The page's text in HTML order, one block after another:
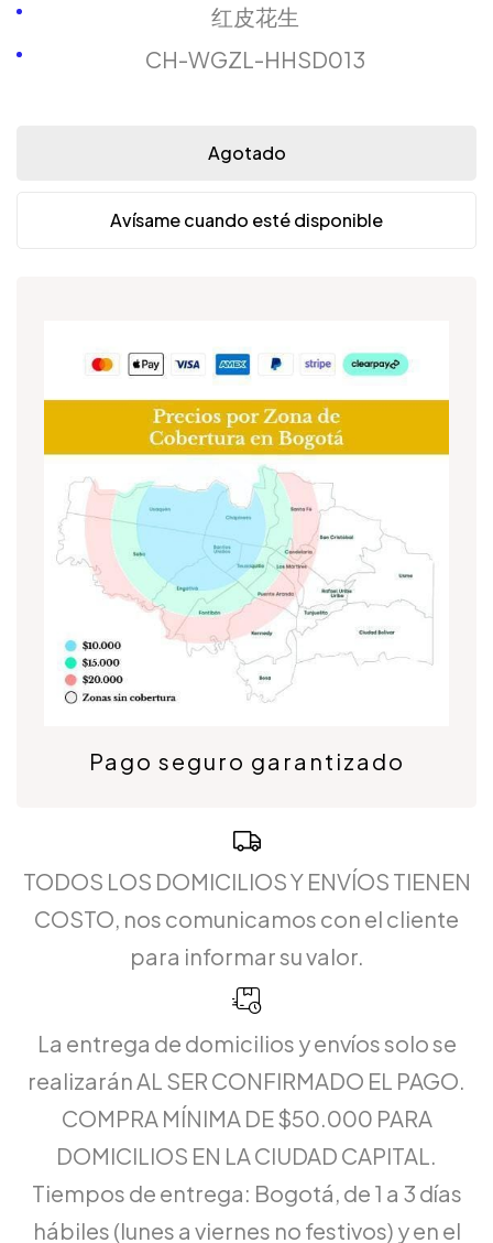
红皮花生
CH-WGZL-HHSD013
Agotado
Avísame cuando esté disponible
Pago seguro garantizado
TODOS LOS DOMICILIOS Y ENVÍOS TIENEN
COSTO, nos comunicamos con el cliente
para informar su valor.
La entrega de domicilios y envíos solo se
realizarán AL SER CONFIRMADO EL PAGO.
COMPRA MÍNIMA DE $50.000 PARA
DOMICILIOS EN LA CIUDAD CAPITAL.
Tiempos de entrega: Bogotá, de 1 a 3 días
hábiles (lunes a viernes no festivos) y en el